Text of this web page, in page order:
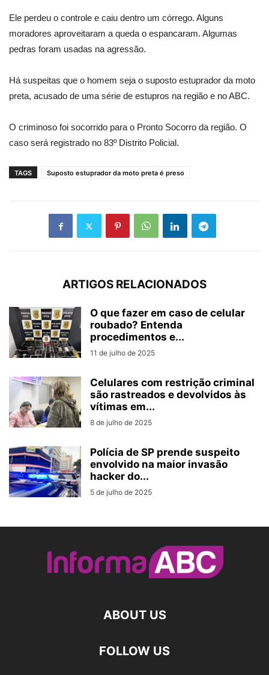
Ele perdeu o controle e caiu dentro um córrego. Alguns
moradores aproveitaram a queda o espancaram. Algumas
pedras foram usadas na agressão.
Há suspeitas que o homem seja o suposto estuprador da moto
preta, acusado de uma série de estupros na região e no ABC.
O criminoso foi socorrido para o Pronto Socorro da região. O
caso será registrado no 83º Distrito Policial.
TAGS Suposto estuprador da moto preta é preso
ARTIGOS RELACIONADOS
O que fazer em caso de celular
roubado? Entenda
procedimentos e...
11 de julho de 2025
Celulares com restrição criminal
são rastreados e devolvidos às
vítimas em...
8 de julho de 2025
Polícia de SP prende suspeito
envolvido na maior invasão
hacker do...
5 de julho de 2025
ABOUT US
FOLLOW US